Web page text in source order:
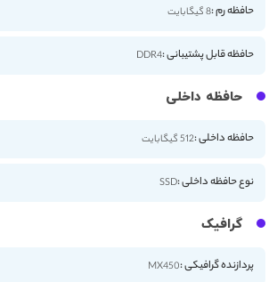
حافظه رم :8 گیگابایت
حافظه قابل پشتیبانی :DDR4
حافظه داخلی
حافظه داخلی :512 گیگابایت
نوع حافظه داخلی :SSD
گرافیک
پردازنده گرافیکی :MX450